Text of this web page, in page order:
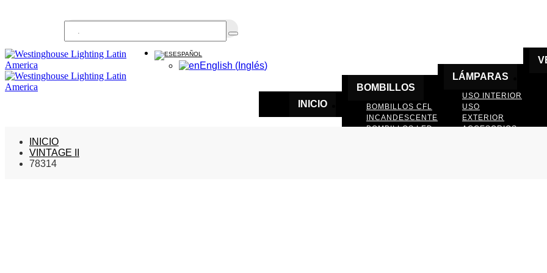
ESPAÑOL
English ( Inglés)
INICIO
BOMBILLOS
BOMBILLOS CFL
INCANDESCENTE
BOMBILLOS LED
LÁMPARAS
USO INTERIOR
USO
EXTERIOR
ACCESORIOS
INICIO
VINTAGE II
78314